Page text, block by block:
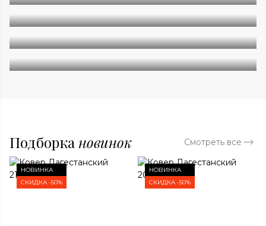
Классические
Современные
Дизайнерские
Подборка новинок Смотреть все
НОВИНКА
СКИДКА -50%
НОВИНКА
СКИДКА -50%